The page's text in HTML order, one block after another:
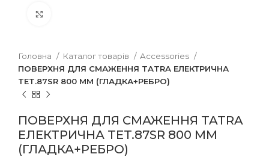
Головна Каталог товарів
Accessories
ПОВЕРХНЯ ДЛЯ СМАЖЕННЯ TATRA ЕЛЕКТРИЧНА
TET.87SR 800 ММ (ГЛАДКА+РЕБРО)
ПОВЕРХНЯ ДЛЯ СМАЖЕННЯ TATRA
ЕЛЕКТРИЧНА TET.87SR 800 ММ
(ГЛАДКА+РЕБРО)